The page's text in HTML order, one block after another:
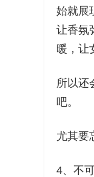
始就展
让香氛
暖，让
所以还
吧。
尤其要
4、不